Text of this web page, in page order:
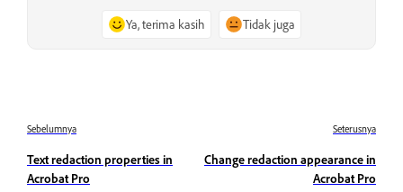
Ya, terima kasih Tidak juga
Sebelumnya
Text redaction properties in
Acrobat Pro
Seterusnya
Change redaction appearance in
Acrobat Pro